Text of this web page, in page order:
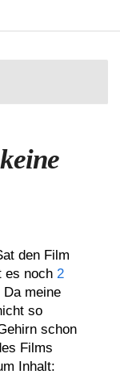
den Film
es noch 2
Da meine
so
schon
Films
Inhalt: